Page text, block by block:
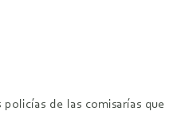
de las comisarías